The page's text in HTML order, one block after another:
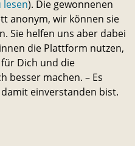
Facebook-
Link
lesen). Die gewonnenen
anonym, wir können sie
Sie helfen uns aber dabei
die Plattform nutzen,
Dich und die
besser machen. – Es
einverstanden bist.